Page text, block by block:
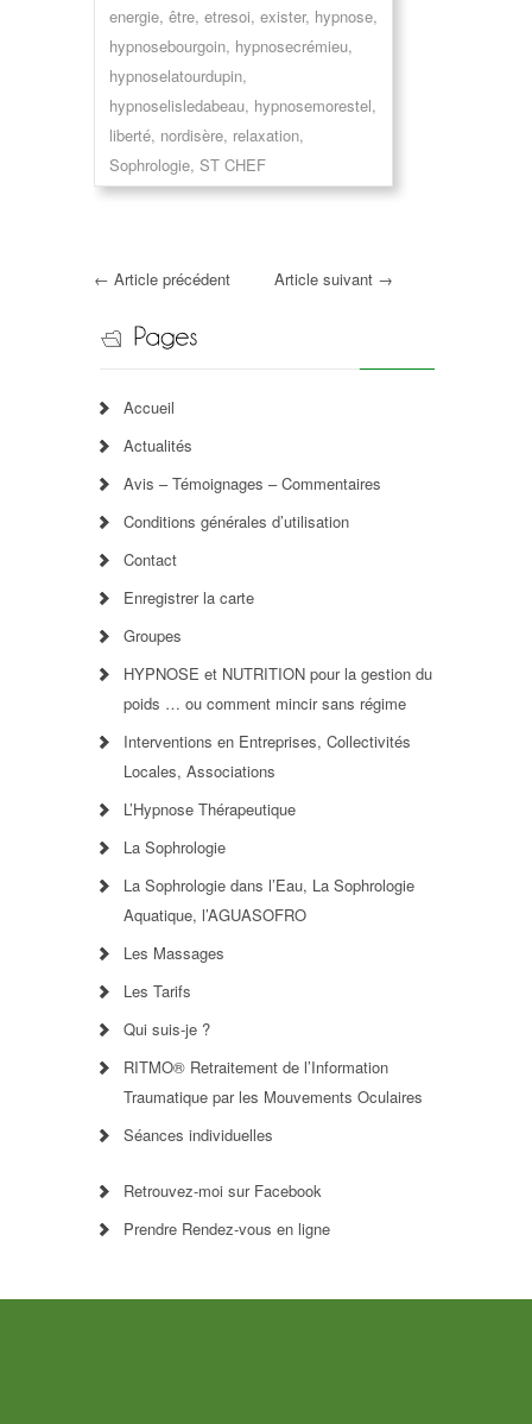
energie, être, etresoi, exister, hypnose,
hypnosebourgoin, hypnosecrémieu,
hypnoselatourdupin,
hypnoselisledabeau, hypnosemorestel,
liberté, nordisère, relaxation,
Sophrologie, ST CHEF
← Article précédent Article suivant →
Accueil
Actualités
Avis – Témoignages – Commentaires
Conditions générales d’utilisation
Contact
Enregistrer la carte
Groupes
HYPNOSE et NUTRITION pour la gestion du
poids … ou comment mincir sans régime
Interventions en Entreprises, Collectivités
Locales, Associations
L’Hypnose Thérapeutique
La Sophrologie
La Sophrologie dans l’Eau, La Sophrologie
Aquatique, l’AGUASOFRO
Les Massages
Les Tarifs
Qui suis-je ?
RITMO® Retraitement de l’Information
Traumatique par les Mouvements Oculaires
Séances individuelles
Retrouvez-moi sur Facebook
Prendre Rendez-vous en ligne